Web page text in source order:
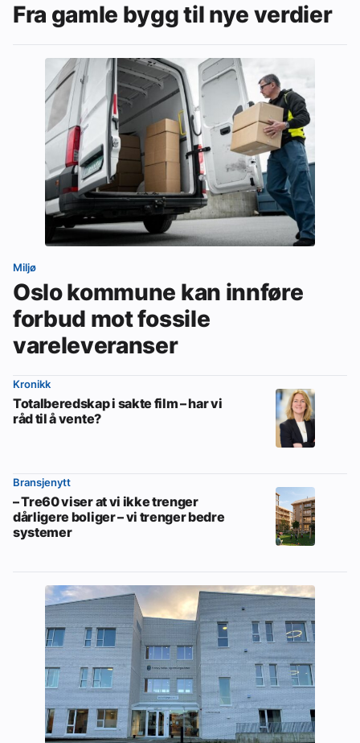
Fra gamle bygg til nye verdier
Miljø
Oslo kommune kan innføre
forbud mot fossile
vareleveranser
Kronikk
Totalberedskap i sakte film – har vi
råd til å vente?
Bransjenytt
– Tre60 viser at vi ikke trenger
dårligere boliger – vi trenger bedre
systemer